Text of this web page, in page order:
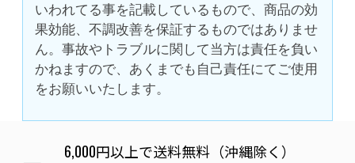
いわれてる事を記載しているもので、商品の効
果効能、不調改善を保証するものではありませ
ん。事故やトラブルに関して当方は責任を負い
かねますので、あくまでも自己責任にてご使用
をお願いいたします。
6,000円以上で送料無料（沖縄除く）